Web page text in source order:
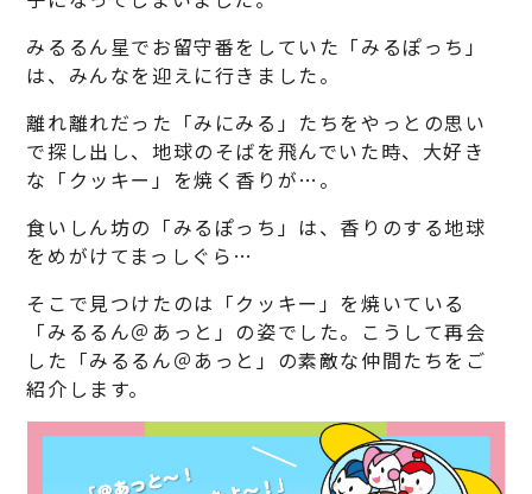
みるるん星でお留守番をしていた「みるぽっち」
は、みんなを迎えに行きました。
離れ離れだった「みにみる」たちをやっとの思い
で探し出し、地球のそばを飛んでいた時、大好き
な「クッキー」を焼く香りが…。
食いしん坊の「みるぽっち」は、香りのする地球
をめがけてまっしぐら…
そこで見つけたのは「クッキー」を焼いている
「みるるん＠あっと」の姿でした。こうして再会
した「みるるん＠あっと」の素敵な仲間たちをご
紹介します。